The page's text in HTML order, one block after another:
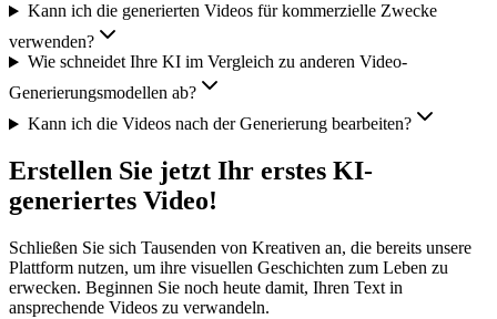
Kann ich die generierten Videos für kommerzielle Zwecke
verwenden?
Wie schneidet Ihre KI im Vergleich zu anderen Video-
Generierungsmodellen ab?
Kann ich die Videos nach der Generierung bearbeiten?
Erstellen Sie jetzt Ihr erstes KI-
generiertes Video!
Schließen Sie sich Tausenden von Kreativen an, die bereits unsere
Plattform nutzen, um ihre visuellen Geschichten zum Leben zu
erwecken. Beginnen Sie noch heute damit, Ihren Text in
ansprechende Videos zu verwandeln.